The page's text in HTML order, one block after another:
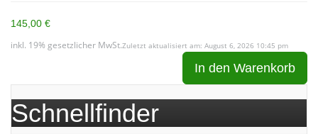
145,00 €
inkl. 19% gesetzlicher MwSt.Zuletzt aktualisiert am: August 6, 2026 10:45 pm
In den Warenkorb
Schnellfinder